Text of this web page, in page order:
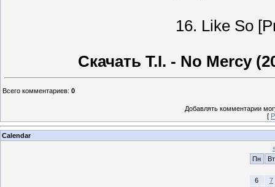
16. Like So
Скачать T.I. - No Mercy
Всего комментариев: 0
Добавлять комментарии
[
Calendar
Пн
Вт
6
7